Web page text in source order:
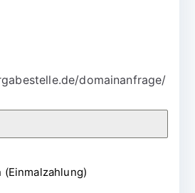
domainanfrage/
(Einmalzahlung)